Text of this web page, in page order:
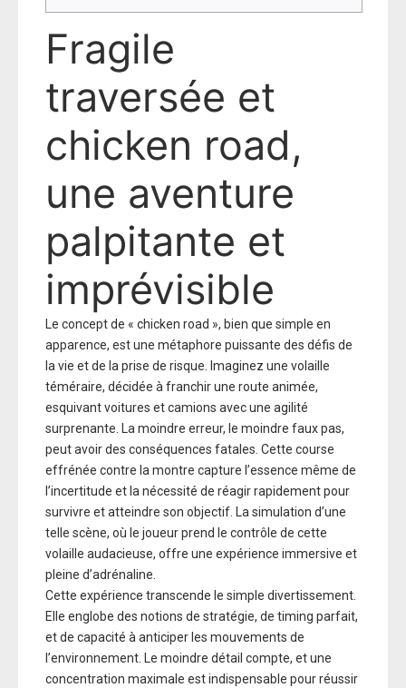
Fragile
traversée et
chicken road,
une aventure
palpitante et
imprévisible
Le concept de « chicken road », bien que simple en
apparence, est une métaphore puissante des défis de
la vie et de la prise de risque. Imaginez une volaille
téméraire, décidée à franchir une route animée,
esquivant voitures et camions avec une agilité
surprenante. La moindre erreur, le moindre faux pas,
peut avoir des conséquences fatales. Cette course
effrénée contre la montre capture l’essence même de
l’incertitude et la nécessité de réagir rapidement pour
survivre et atteindre son objectif. La simulation d’une
telle scène, où le joueur prend le contrôle de cette
volaille audacieuse, offre une expérience immersive et
pleine d’adrénaline.
Cette expérience transcende le simple divertissement.
Elle englobe des notions de stratégie, de timing parfait,
et de capacité à anticiper les mouvements de
l’environnement. Le moindre détail compte, et une
concentration maximale est indispensable pour réussir